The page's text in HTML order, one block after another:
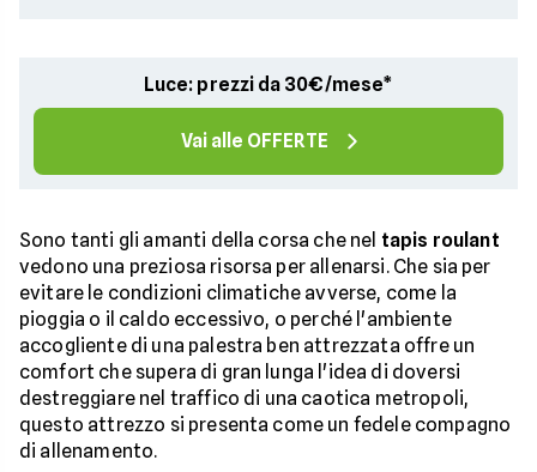
Luce: prezzi da 30€/mese*
Vai alle OFFERTE
Sono tanti gli amanti della corsa che nel tapis roulant
vedono una preziosa risorsa per allenarsi. Che sia per
evitare le condizioni climatiche avverse, come la
pioggia o il caldo eccessivo, o perché l'ambiente
accogliente di una palestra ben attrezzata offre un
comfort che supera di gran lunga l'idea di doversi
destreggiare nel traffico di una caotica metropoli,
questo attrezzo si presenta come un fedele compagno
di allenamento.